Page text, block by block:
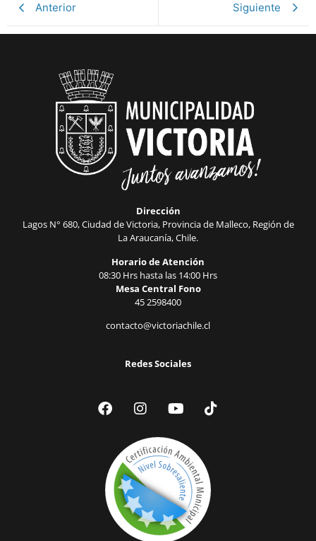
Anterior Siguiente
Dirección
Lagos N° 680, Ciudad de Victoria, Provincia de Malleco, Región de
La Araucanía, Chile.
Horario de Atención
08:30 Hrs hasta las 14:00 Hrs
Mesa Central Fono
45 2598400
contacto@victoriachile.cl
Redes Sociales